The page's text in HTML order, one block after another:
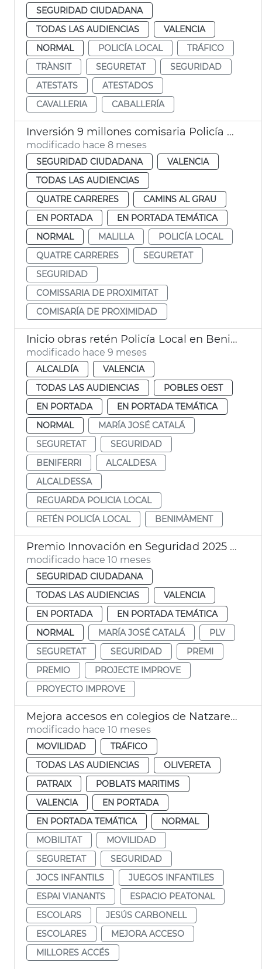
SEGURIDAD CIUDADANA
TODAS LAS AUDIENCIAS
VALENCIA
NORMAL
POLICÍA LOCAL
TRÁFICO
TRÀNSIT
SEGURETAT
SEGURIDAD
ATESTATS
ATESTADOS
CAVALLERIA
CABALLERÍA
Inversión 9 millones comisaria Policía Local Malilla València
modificado hace 8 meses
SEGURIDAD CIUDADANA
VALENCIA
TODAS LAS AUDIENCIAS
QUATRE CARRERES
CAMINS AL GRAU
EN PORTADA
EN PORTADA TEMÁTICA
NORMAL
MALILLA
POLICÍA LOCAL
QUATRE CARRERES
SEGURETAT
SEGURIDAD
COMISSARIA DE PROXIMITAT
COMISARÍA DE PROXIMIDAD
Inicio obras retén Policía Local en Benimàmet
modificado hace 9 meses
ALCALDÍA
VALENCIA
TODAS LAS AUDIENCIAS
POBLES OEST
EN PORTADA
EN PORTADA TEMÁTICA
NORMAL
MARÍA JOSÉ CATALÁ
SEGURETAT
SEGURIDAD
BENIFERRI
ALCALDESA
ALCALDESSA
REGUARDA POLICIA LOCAL
RETÉN POLICÍA LOCAL
BENIMÀMENT
Premio Innovación en Seguridad 2025 al proyecto europeo IMPROVE
modificado hace 10 meses
SEGURIDAD CIUDADANA
TODAS LAS AUDIENCIAS
VALENCIA
EN PORTADA
EN PORTADA TEMÁTICA
NORMAL
MARÍA JOSÉ CATALÁ
PLV
SEGURETAT
SEGURIDAD
PREMI
PREMIO
PROJECTE IMPROVE
PROYECTO IMPROVE
Mejora accesos en colegios de Natzaret, Soterres y Safranar
modificado hace 10 meses
MOVILIDAD
TRÁFICO
TODAS LAS AUDIENCIAS
OLIVERETA
PATRAIX
POBLATS MARITIMS
VALENCIA
EN PORTADA
EN PORTADA TEMÁTICA
NORMAL
MOBILITAT
MOVILIDAD
SEGURETAT
SEGURIDAD
JOCS INFANTILS
JUEGOS INFANTILES
ESPAI VIANANTS
ESPACIO PEATONAL
ESCOLARS
JESÚS CARBONELL
ESCOLARES
MEJORA ACCESO
MILLORES ACCÉS